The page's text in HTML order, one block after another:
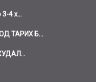
4 х...
ТАРИХ Б...